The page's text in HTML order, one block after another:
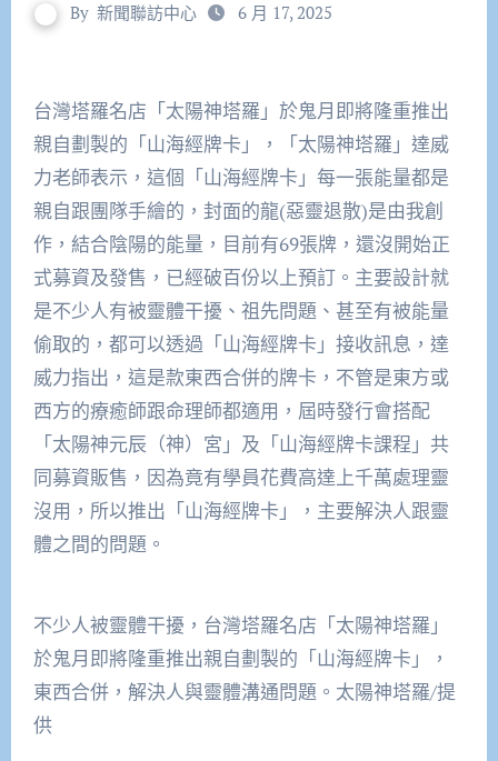
By 新聞聯訪中心 6 月 17, 2025
台灣塔羅名店「太陽神塔羅」於鬼月即將隆重推出
親自劃製的「山海經牌卡」，「太陽神塔羅」達威
力老師表示，這個「山海經牌卡」每一張能量都是
親自跟團隊手繪的，封面的龍(惡靈退散)是由我創
作，結合陰陽的能量，目前有69張牌，還沒開始正
式募資及發售，已經破百份以上預訂。主要設計就
是不少人有被靈體干擾、祖先問題、甚至有被能量
偷取的，都可以透過「山海經牌卡」接收訊息，達
威力指出，這是款東西合併的牌卡，不管是東方或
西方的療癒師跟命理師都適用，屆時發行會搭配
「太陽神元辰（神）宮」及「山海經牌卡課程」共
同募資販售，因為竟有學員花費高達上千萬處理靈
沒用，所以推出「山海經牌卡」，主要解決人跟靈
體之間的問題。
不少人被靈體干擾，台灣塔羅名店「太陽神塔羅」
於鬼月即將隆重推出親自劃製的「山海經牌卡」，
東西合併，解決人與靈體溝通問題。太陽神塔羅/提
供